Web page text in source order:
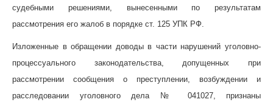
судебными решениями, вынесенными по результатам
рассмотрения его жалоб в порядке ст. 125 УПК РФ.
Изложенные в обращении доводы в части нарушений уголовно-
процессуального законодательства, допущенных при
рассмотрении сообщения о преступлении, возбуждении и
расследовании уголовного дела № 041027, признаны